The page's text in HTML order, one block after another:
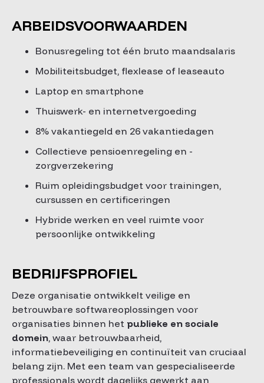
ARBEIDSVOORWAARDEN
Bonusregeling tot één bruto maandsalaris
Mobiliteitsbudget, flexlease of leaseauto
Laptop en smartphone
Thuiswerk- en internetvergoeding
8% vakantiegeld en 26 vakantiedagen
Collectieve pensioenregeling en -
zorgverzekering
Ruim opleidingsbudget voor trainingen,
cursussen en certificeringen
Hybride werken en veel ruimte voor
persoonlijke ontwikkeling
BEDRIJFSPROFIEL
Deze organisatie ontwikkelt veilige en
betrouwbare softwareoplossingen voor
organisaties binnen het publieke en sociale
domein, waar betrouwbaarheid,
informatiebeveiliging en continuïteit van cruciaal
belang zijn. Met een team van gespecialiseerde
professionals wordt dagelijks gewerkt aan